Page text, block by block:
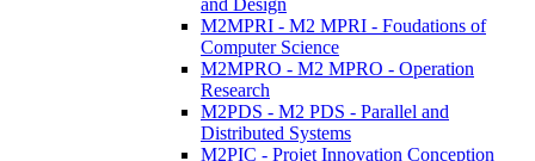
and Design
M2MPRI - M2 MPRI - Foudations of
Computer Science
M2MPRO - M2 MPRO - Operation
Research
M2PDS - M2 PDS - Parallel and
Distributed Systems
M2PIC - Projet Innovation Conception